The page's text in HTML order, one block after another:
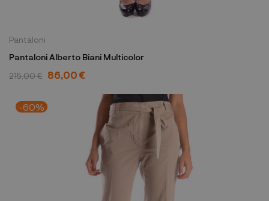
Pantaloni
Pantaloni Alberto Biani Multicolor
215,00 € 86,00 €
-60%